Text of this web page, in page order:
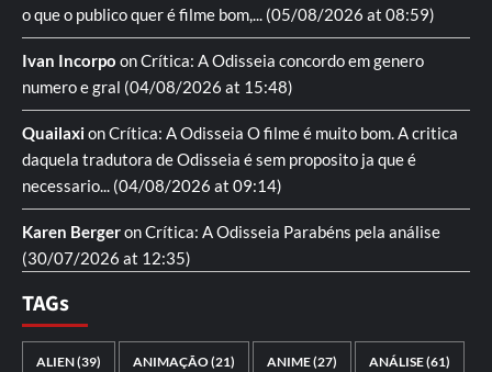
o que o publico quer é filme bom,... (05/08/2026 at 08:59)
Ivan Incorpo onCrítica: A Odisseia concordo em genero
numero e gral (04/08/2026 at 15:48)
QuailaxionCrítica: A Odisseia O filme é muito bom. A critica
daquela tradutora de Odisseia é sem proposito ja que é
necessario... (04/08/2026 at 09:14)
Karen BergeronCrítica: A Odisseia Parabéns pela análise
(30/07/2026 at 12:35)
TAGs
ALIEN(39) ANIMAÇÃO(21) ANIME(27) ANÁLISE(61)